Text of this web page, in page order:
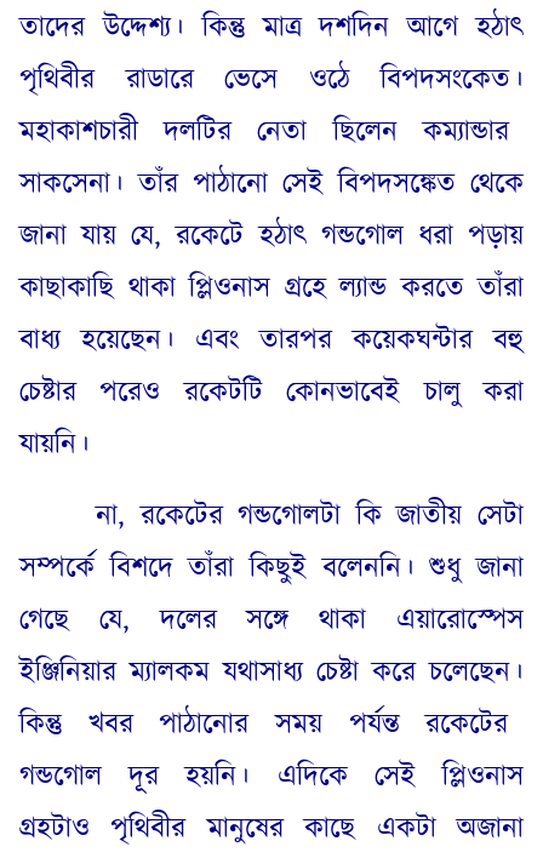
তাদের উদ্দেশ্য। কিন্তু মাত্র দশদিন আগে হঠাৎ
পৃথিবীর রাডারে ভেসে ওঠে বিপদসংকেত ।
মহাকাশচারী দলটির নেতা ছিলেন কম্যান্ডার
সাকসেনা । তাঁর পাঠানো সেই বিপদসঙ্কেত থেকে
জানা যায় যে,রকেটে হঠাৎ গন্ডগোল ধরা পড়ায়
কাছাকাছি থাকা প্লিওনাস গ্রহে ল্যান্ড করতে তাঁরা
বাধ্য হয়েছেন । এবং তারপর কয়েকঘন্টার বহু
চেষ্টার পরেও রকেটটি কোনভাবেই চালু করা
যায়নি ।
না,রকেটের গন্ডগোলটা কি জাতীয় সেটা
সম্পর্কে বিশদে তাঁরা কিছুই বলেননি। শুধু জানা
গেছে যে,দলের সঙ্গে থাকা এয়ারোস্পেস
ইঞ্জিনিয়ার ম্যালকম যথাসাধ্য চেষ্টা করে চলেছেন ।
কিন্তু খবর পাঠানোর সময় পর্যন্ত রকেটের
গন্ডগোল দূর হয়নি । এদিকে সেই প্লিওনাস
গ্রহটাও পৃথিবীর মানুষের কাছে একটা অজানা